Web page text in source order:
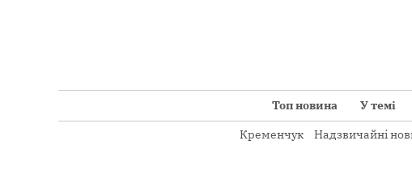
Топ новина У темі
Кременчук
Надзвичайні